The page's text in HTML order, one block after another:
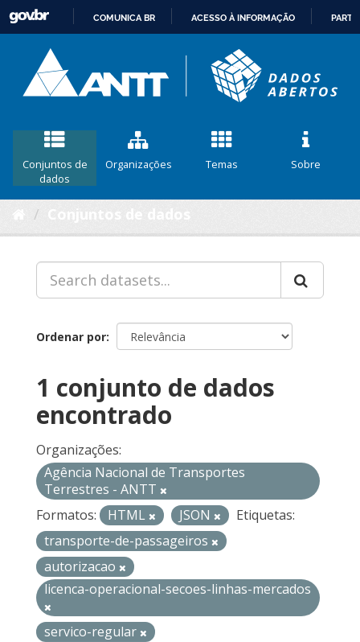
CONTEÚDO
COMUNICA BR ACESSO À INFORMAÇÃO
Conjuntos de
dados
Organizações Temas Sobre
Ordenar por
1 conjunto de dados
encontrado
Organizações:
Agência Nacional de Transportes
Terrestres - ANTT
Formatos:
HTML JSON
Etiquetas:
transporte-de-passageiros
autorizacao
licenca-operacional-secoes-linhas-mercados
servico-regular